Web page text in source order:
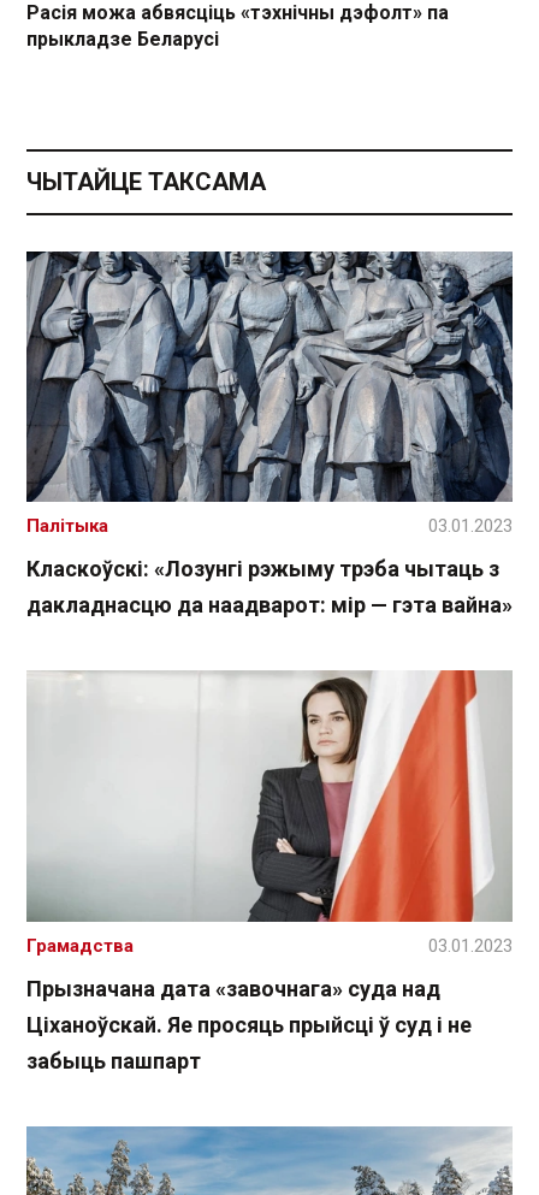
Расія можа абвясціць «тэхнічны дэфолт» па
прыкладзе Беларусі
ЧЫТАЙЦЕ ТАКСАМА
Класкоўскі: «Лозунгі рэжыму трэба чытаць з
дакладнасцю да наадварот: мір — гэта вайна»
Палітыка 03.01.2023
Прызначана дата «завочнага» суда над
Ціханоўскай. Яе просяць прыйсці ў суд і не
забыць пашпарт
Грамадства 03.01.2023